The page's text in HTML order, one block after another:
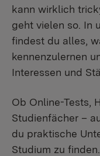
kann wirklich
geht vielen so. In
findest du alles,
kennenzulernen
Interessen und
Ob Online-Tests,
Studienfächer –
du praktische
Studium zu finden.